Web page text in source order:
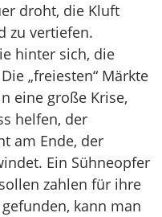
droht, die Kluft
zu vertiefen.
hinter sich, die
„freiesten“ Märkte
eine große Krise,
helfen, der
am Ende, der
Ein Sühneopfer
zahlen für ihre
kann man